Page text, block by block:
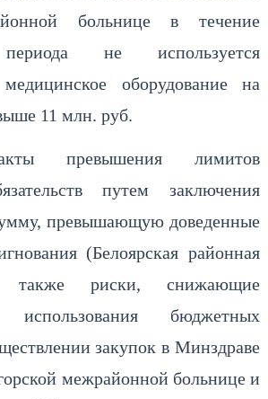
больнице в течение
периода не используется
оборудование на
11 млн. руб.
превышения лимитов
путем заключения
превышающую доведенные
(Белоярская районная
также риски, снижающие
использования бюджетных
закупок в Минздраве
межрайонной больнице и